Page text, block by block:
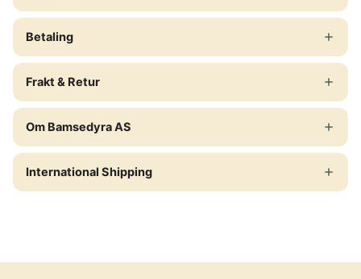
Betaling
Frakt & Retur
Om Bamsedyra AS
International Shipping